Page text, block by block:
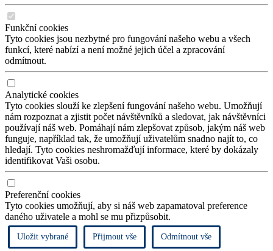
Funkční cookies
Tyto cookies jsou nezbytné pro fungování našeho webu a všech
funkcí, které nabízí a není možné jejich účel a zpracování
odmítnout.
Analytické cookies
Tyto cookies slouží ke zlepšení fungování našeho webu. Umožňují
nám rozpoznat a zjistit počet návštěvníků a sledovat, jak návštěvníci
používají náš web. Pomáhají nám zlepšovat způsob, jakým náš web
funguje, například tak, že umožňují uživatelům snadno najít to, co
hledají. Tyto cookies neshromažďují informace, které by dokázaly
identifikovat Vaši osobu.
Preferenční cookies
Tyto cookies umožňují, aby si náš web zapamatoval preference
daného uživatele a mohl se mu přizpůsobit.
Uložit vybrané Přijmout vše Odmítnout vše